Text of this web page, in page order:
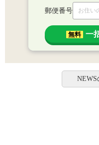
郵便番号
無料 一
NEWS